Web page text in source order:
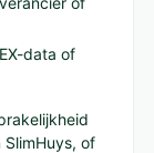
data of
of